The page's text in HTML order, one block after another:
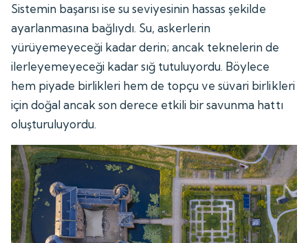
Sistemin başarısı ise su seviyesinin hassas şekilde
ayarlanmasına bağlıydı. Su, askerlerin
yürüyemeyeceği kadar derin; ancak teknelerin de
ilerleyemeyeceği kadar sığ tutuluyordu. Böylece
hem piyade birlikleri hem de topçu ve süvari birlikleri
için doğal ancak son derece etkili bir savunma hattı
oluşturuluyordu.